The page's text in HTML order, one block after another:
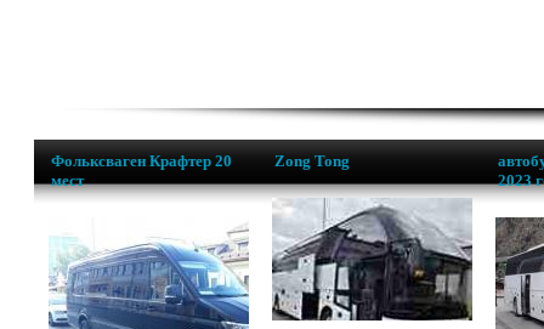
Фольксваген Крафтер 20
мест
Zong Tong
2023